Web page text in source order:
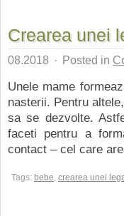
Crearea unei
08.2018 · Posted in
Unele mame
nasterii. Pentru
sa se dezvolte.
faceti pentru a
contact – cel care
Tags: bebe, crearea unei